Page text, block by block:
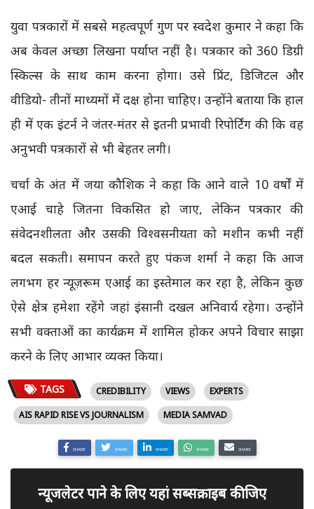
युवा पत्रकारों में सबसे महत्वपूर्ण गुण पर स्वदेश कुमार ने कहा कि
अब केवल अच्छा लिखना पर्याप्त नहीं है। पत्रकार को 360 डिग्री
स्किल्स के साथ काम करना होगा। उसे प्रिंट, डिजिटल और
वीडियो- तीनों माध्यमों में दक्ष होना चाहिए। उन्होंने बताया कि हाल
ही में एक इंटर्न ने जंतर-मंतर से इतनी प्रभावी रिपोर्टिंग की कि वह
अनुभवी पत्रकारों से भी बेहतर लगी।
चर्चा के अंत में जया कौशिक ने कहा कि आने वाले 10 वर्षों में
एआई चाहे जितना विकसित हो जाए, लेकिन पत्रकार की
संवेदनशीलता और उसकी विश्वसनीयता को मशीन कभी नहीं
बदल सकती। समापन करते हुए पंकज शर्मा ने कहा कि आज
लगभग हर न्यूज़रूम एआई का इस्तेमाल कर रहा है, लेकिन कुछ
ऐसे क्षेत्र हमेशा रहेंगे जहां इंसानी दखल अनिवार्य रहेगा। उन्होंने
सभी वक्ताओं का कार्यक्रम में शामिल होकर अपने विचार साझा
करने के लिए आभार व्यक्त किया।
TAGS CREDIBILITY VIEWS
EXPERTS
AIS RAPID RISE VS JOURNALISM
MEDIA SAMVAD
SHARE SHARE SHARE SHARE SHARE
न्यूजलेटर पाने के लिए यहां सब्सक्राइब कीजिए